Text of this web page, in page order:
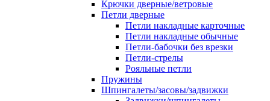
Крючки дверные/ветровые
Петли дверные
Петли накладные карточные
Петли накладные обычные
Петли-бабочки без врезки
Петли-стрелы
Рояльные петли
Пружины
Шпингалеты/засовы/задвижки